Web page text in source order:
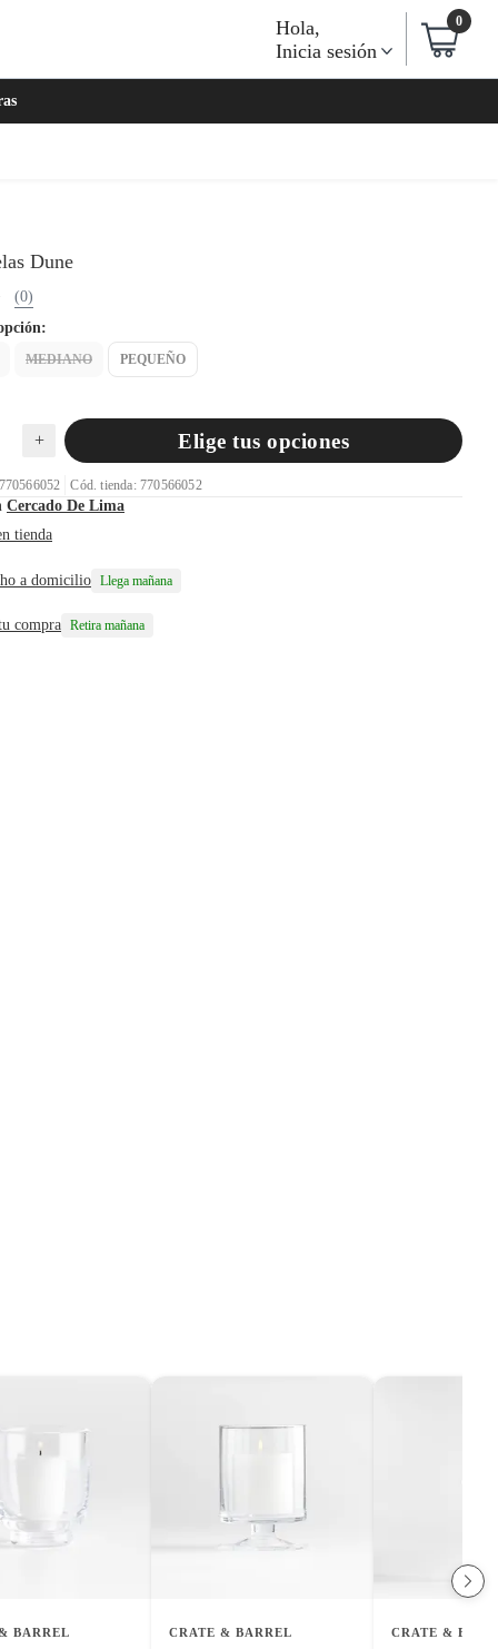
Hola,
Inicia sesión
0
Dune
(0)
MEDIANO PEQUEÑO
+ Elige tus opciones
Cód. tienda: 770566052
Cercado De Lima
tienda
a domicilio Llega mañana
compra Retira mañana
BARREL CRATE & BARREL CRATE &